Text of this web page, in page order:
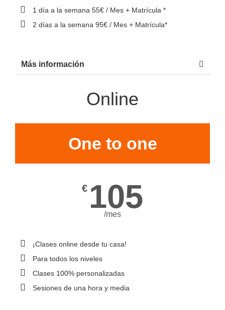
1 día a la semana 55€ / Mes + Matrícula *
2 días a la semana 95€ / Mes + Matrícula*
Más información
Online
One to one
€ 105
/mes
¡Clases online desde tu casa!
Para todos los niveles
Clases 100% personalizadas
Sesiones de una hora y media